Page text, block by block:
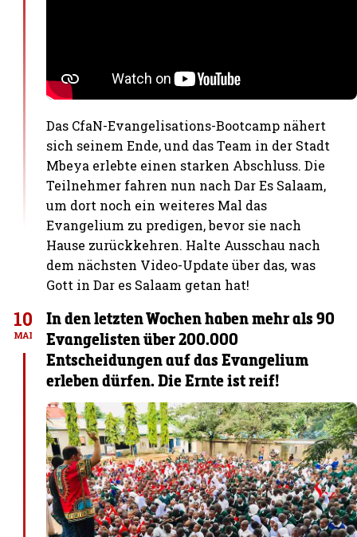
Das CfaN-Evangelisations-Bootcamp nähert
sich seinem Ende, und das Team in der Stadt
Mbeya erlebte einen starken Abschluss. Die
Teilnehmer fahren nun nach Dar Es Salaam,
um dort noch ein weiteres Mal das
Evangelium zu predigen, bevor sie nach
Hause zurückkehren. Halte Ausschau nach
dem nächsten Video-Update über das, was
Gott in Dar es Salaam getan hat!
10
MAI
In den letzten Wochen haben mehr als 90
Evangelisten über 200.000
Entscheidungen auf das Evangelium
erleben dürfen. Die Ernte ist reif!